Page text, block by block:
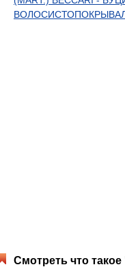
Смотреть что